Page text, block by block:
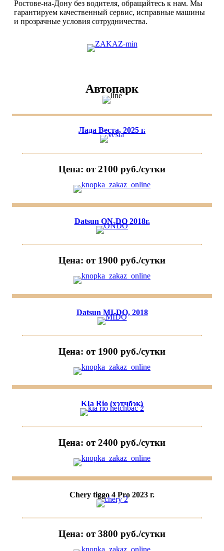
Ростове-на-Дону без водителя, обращайтесь к нам. Мы
гарантируем качественный сервис, исправные машины
и прозрачные условия сотрудничества.
Автопарк
Лада Веста, 2025 г.
Цена: от 2100 руб./сутки
Datsun ON-DO 2018г.
Цена: от 1900 руб./сутки
Datsun MI-DO, 2018
Цена: от 1900 руб./сутки
KIa Rio (хэтчбэк)
Цена: от 2400 руб./сутки
Chery tiggo 4 Pro 2023 г.
Цена: от 3800 руб./сутки